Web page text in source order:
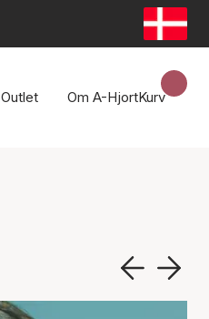
Outlet Om A-HjortKurv